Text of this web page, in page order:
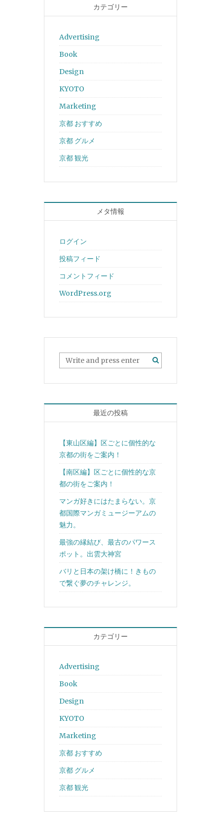
カテゴリー
Advertising
Book
Design
KYOTO
Marketing
京都 おすすめ
京都 グルメ
京都 観光
メタ情報
ログイン
投稿フィード
コメントフィード
WordPress.org
最近の投稿
【東山区編】区ごとに個性的な
京都の街をご案内！
【南区編】区ごとに個性的な京
都の街をご案内！
マンガ好きにはたまらない。京
都国際マンガミュージーアムの
魅力。
最強の縁結び、最古のパワース
ポット。出雲大神宮
バリと日本の架け橋に！きもの
で繋ぐ夢のチャレンジ。
カテゴリー
Advertising
Book
Design
KYOTO
Marketing
京都 おすすめ
京都 グルメ
京都 観光